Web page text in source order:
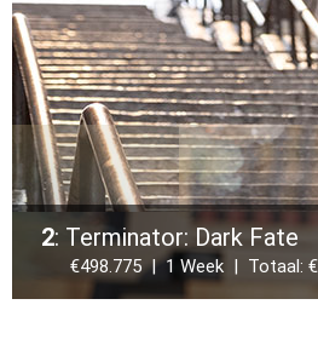
2: Terminator: Dark Fate
€498.775 | 1 Week | Totaal: